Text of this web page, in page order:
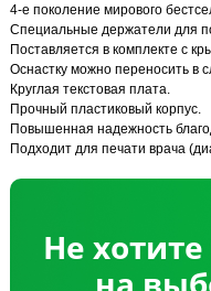
4-е поколение мирового
Специальные держатели для
Поставляется в комплекте с
Оснастку можно переносить в
Круглая текстовая плата.
Прочный пластиковый корпус.
Повышенная надежность
Подходит для печати врача
Не